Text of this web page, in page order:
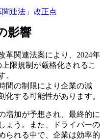
連法」改正点
の基準変更
対策
化
てのM&A
ナミHDへTOB実施（2025
影響
革関連法案により、2024年
限規制が厳格化されるこ
。
間の制限により企業の減
化する可能性があります。
増加が予想され、最終的に
ょう。また、ドライバーの
られる中で、企業は効率的